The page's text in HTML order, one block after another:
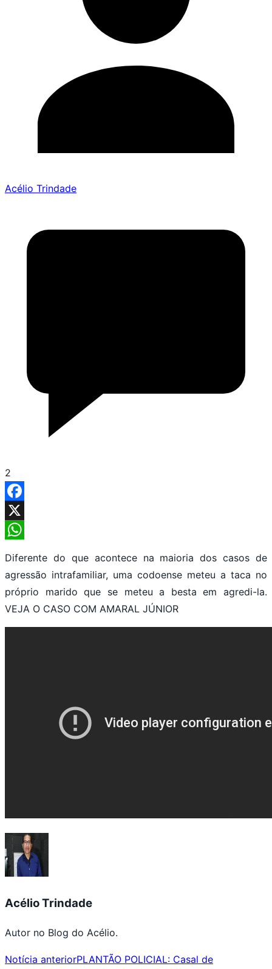
Acélio Trindade
2
Facebook
X
Diferente do que acontece na maioria dos casos de
agressão intrafamiliar, uma codoense meteu a taca no
próprio marido que se meteu a besta em agredi-la.
VEJA O CASO COM AMARAL JÚNIOR
Acélio Trindade
Autor no Blog do Acélio.
Notícia anteriorPLANTÃO POLICIAL: Casal de